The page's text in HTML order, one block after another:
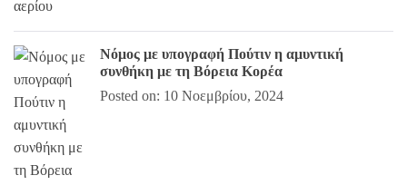
Νόμος με υπογραφή Πούτιν η αμυντική
συνθήκη με τη Βόρεια Κορέα
Posted on: 10 Νοεμβρίου, 2024